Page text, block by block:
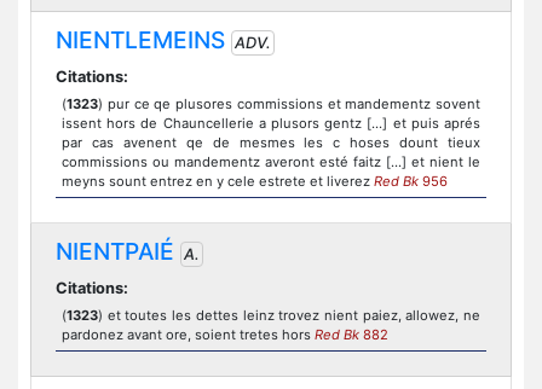
NIENTLEMEINS ADV.
Citations:
(1323) pur ce qe plusores commissions et mandementz sovent
issent hors de Chauncellerie a plusors gentz [...] et puis aprés
par cas avenent qe de mesmes les c hoses dount tieux
commissions ou mandementz averont esté faitz [...] et nient le
meyns sount entrez en y cele estrete et liverez Red Bk 956
NIENTPAIÉ A.
Citations:
(1323) et toutes les dettes leinz trovez nient paiez, allowez, ne
pardonez avant ore, soient tretes hors Red Bk 882